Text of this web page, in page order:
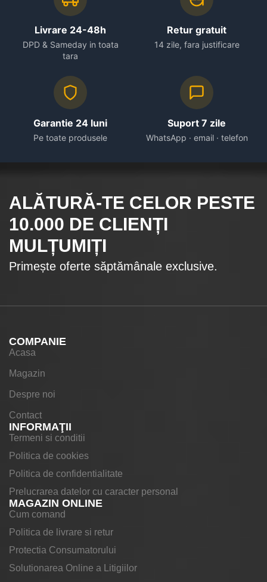
Livrare 24-48h
DPD & Sameday in toata
tara
Retur gratuit
14 zile, fara justificare
Garantie 24 luni
Pe toate produsele
Suport 7 zile
WhatsApp · email · telefon
ALĂTURĂ-TE CELOR PESTE
10.000 DE CLIENȚI
MULȚUMIȚI
Primește oferte săptămânale exclusive.
COMPANIE
Acasa
Magazin
Despre noi
Contact
INFORMAŢII
Termeni si conditii
Politica de cookies
Politica de confidentialitate
Prelucrarea datelor cu caracter personal
MAGAZIN ONLINE
Cum comand
Politica de livrare si retur
Protectia Consumatorului
Solutionarea Online a Litigiilor